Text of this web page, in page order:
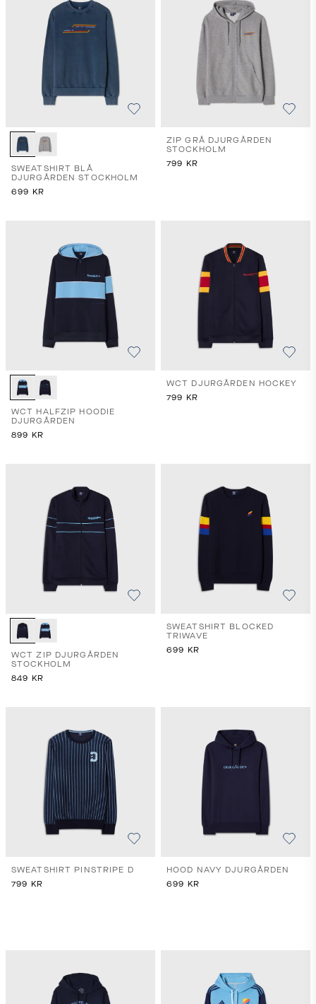
SWEATSHIRT BLÅ
DJURGÅRDEN STOCKHOLM
699 KR
ZIP GRÅ DJURGÅRDEN
STOCKHOLM
799 KR
WCT HALFZIP HOODIE
DJURGÅRDEN
899 KR
WCT DJURGÅRDEN HOCKEY
799 KR
WCT ZIP DJURGÅRDEN
STOCKHOLM
849 KR
SWEATSHIRT BLOCKED
TRIWAVE
699 KR
SWEATSHIRT PINSTRIPE D
799 KR
HOOD NAVY DJURGÅRDEN
699 KR